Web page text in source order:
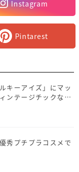
Instagram
Pintarest
キーアイズ」にマッ
ンテージチックな花
秀プチプラコスメで